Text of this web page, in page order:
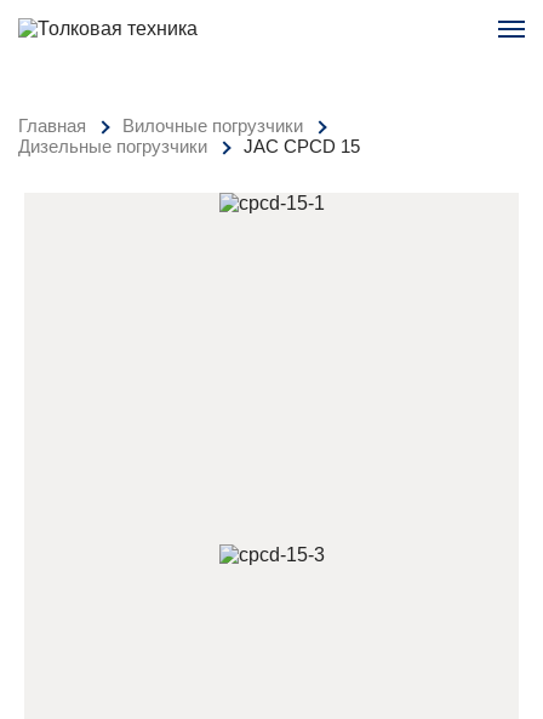
Главная
Вилочные погрузчики
Дизельные погрузчики
JAC CPCD 15